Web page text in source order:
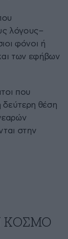
λόγους–
φόνοι ή
των εφήβων
που
θέση
στην
ΚΟΣΜΟ